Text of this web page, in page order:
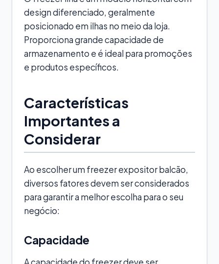
design diferenciado, geralmente
posicionado em ilhas no meio da loja.
Proporciona grande capacidade de
armazenamento e é ideal para promoções
e produtos específicos.
Características
Importantes a
Considerar
Ao escolher um freezer expositor balcão,
diversos fatores devem ser considerados
para garantir a melhor escolha para o seu
negócio:
Capacidade